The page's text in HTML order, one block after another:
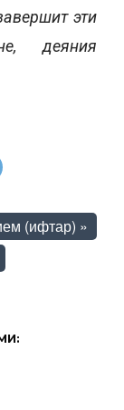
эти
деяния
(ифтар) »